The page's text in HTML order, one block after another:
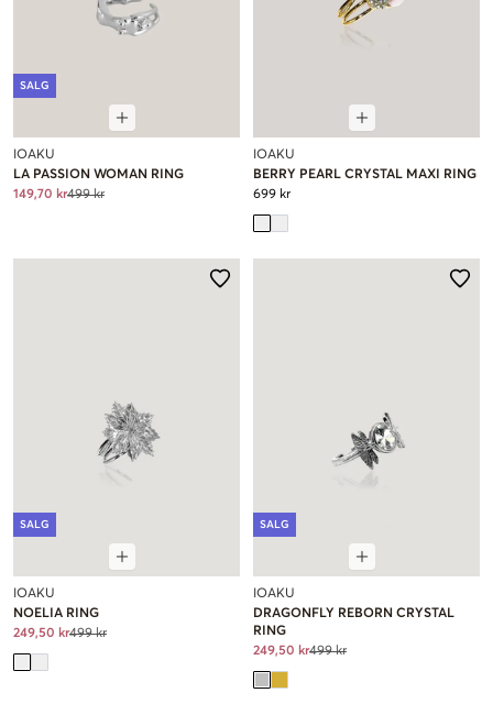
SALG
IOAKU
LA PASSION WOMAN RING
149,70 kr499 kr
IOAKU
BERRY PEARL CRYSTAL MAXI RING
699 kr
SALG
IOAKU
NOELIA RING
249,50 kr499 kr
SALG
IOAKU
DRAGONFLY REBORN CRYSTAL
RING
249,50 kr499 kr